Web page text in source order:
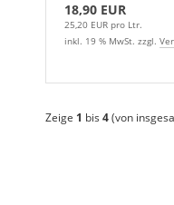
18,90 EUR
25,20 EUR pro Ltr.
inkl. 19 % MwSt. zzgl.
Zeige 1 bis 4(von